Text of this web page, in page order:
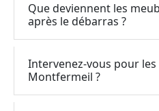
Que deviennent les
après le débarras ?
Intervenez-vous pour
Montfermeil ?